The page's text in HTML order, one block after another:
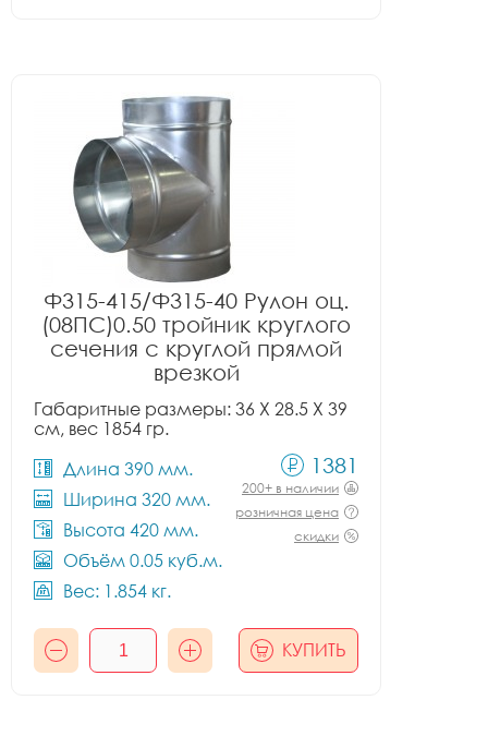
Ф315-415/Ф315-40 Рулон оц.
(08ПС)0.50 тройник круглого
сечения с круглой прямой
врезкой
Габаритные размеры: 36 X 28.5 X 39
см, вес 1854 гр.
Длина 390 мм.
Ширина 320 мм.
Высота 420 мм.
Объём 0.05 куб.м.
Вес: 1.854 кг.
1381
200+ в наличии
розничная цена
скидки
КУПИТЬ